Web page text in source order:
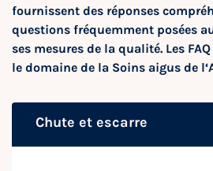
fournissent des réponses
questions fréquemment posées
ses mesures de la qualité. Les
le domaine de la Soins aigus de
Chute et escarre